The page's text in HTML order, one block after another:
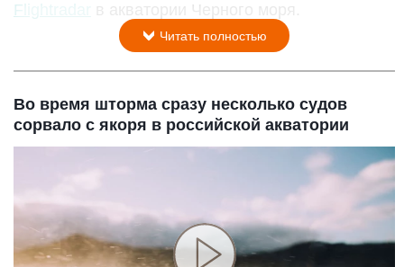
Flightradar
в акватории Черного моря.
Читать полностью
Во время шторма сразу несколько судов
сорвало с якоря в российской акватории